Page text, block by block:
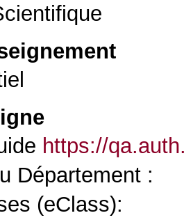
https://
Département :
(eClass):